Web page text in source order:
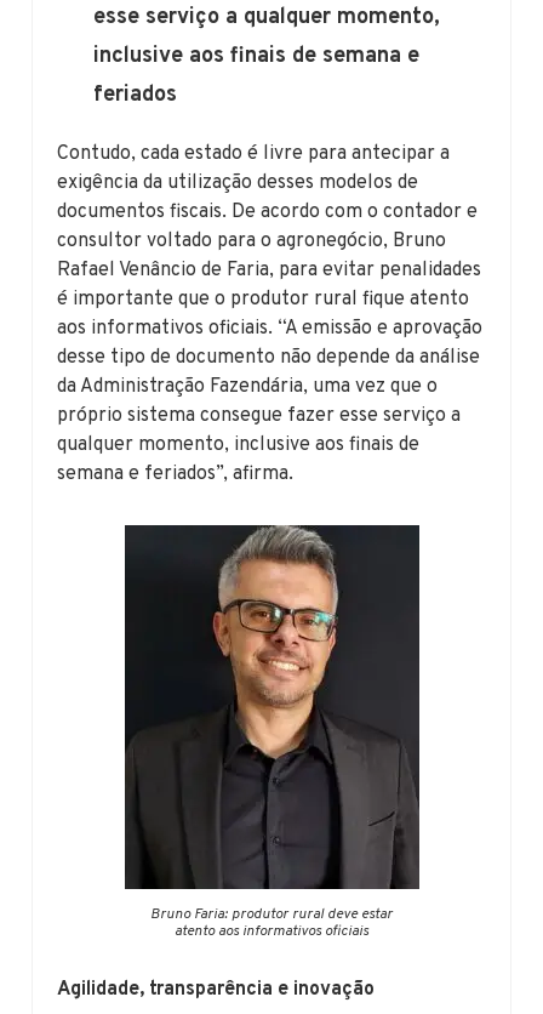
esse serviço a qualquer momento,
inclusive aos finais de semana e
feriados
Contudo, cada estado é livre para antecipar a
exigência da utilização desses modelos de
documentos fiscais. De acordo com o contador e
consultor voltado para o agronegócio, Bruno
Rafael Venâncio de Faria, para evitar penalidades
é importante que o produtor rural fique atento
aos informativos oficiais. “A emissão e aprovação
desse tipo de documento não depende da análise
da Administração Fazendária, uma vez que o
próprio sistema consegue fazer esse serviço a
qualquer momento, inclusive aos finais de
semana e feriados”, afirma.
Bruno Faria: produtor rural deve estar
atento aos informativos oficiais
Agilidade, transparência e inovação